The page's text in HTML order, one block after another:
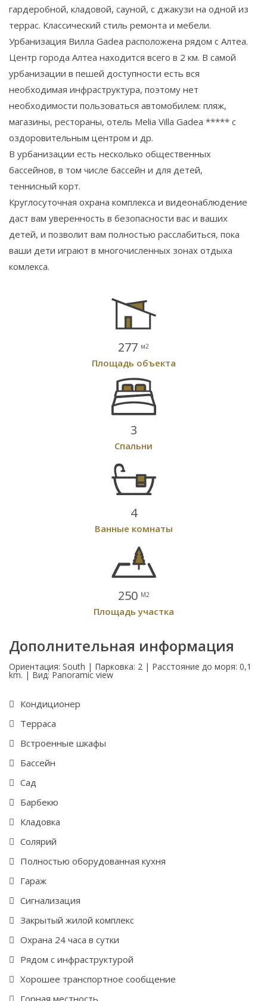
гардеробной, кладовой, сауной, с джакузи на одной из
террас. Классический стиль ремонта и мебели.
Урбанизация Вилла Gadea расположена рядом с Алтеа.
Центр города Алтеа находится всего в 2 км. В самой
урбанизации в пешей доступности есть вся
необходимая инфраструктура, поэтому нет
необходимости пользоваться автомобилем: пляж,
магазины, рестораны, отель Melia Villa Gadea ***** с
оздоровительным центром и др.
В урбанизации есть несколько общественных
бассейнов, в том числе бассейн и для детей,
теннисный корт.
Круглосуточная охрана комплекса и видеонаблюдение
даст вам уверенность в безопасности вас и ваших
детей, и позволит вам полностью расслабиться, пока
ваши дети играют в многочисленных зонах отдыха
комлекса.
277 м2
Площадь объекта
3
Спальни
4
Ванные комнаты
250 M2
Площадь участка
Дополнительная информация
Ориентация: South | Парковка: 2 | Расстояние до моря: 0,1
km. | Вид: Panoramic view
Кондиционер
Терраса
Встроенные шкафы
Бассейн
Сад
Барбекю
Кладовка
Солярий
Полностью оборудованная кухня
Гараж
Cигнализация
Закрытый жилой комплекс
Охрана 24 часа в сутки
Рядом с инфраструктурой
Хорошее транспортное сообщение